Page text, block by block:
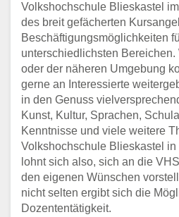
Volkshochschule Blieskastel
des breit gefächerten
Beschäftigungsmöglichkeiten
unterschiedlichsten Bereichen.
oder der näheren Umgebung
gerne an Interessierte
in den Genuss
Kunst, Kultur, Sprachen,
Kenntnisse und viele weitere
Volkshochschule Blieskastel
lohnt sich also, sich an die
den eigenen Wünschen
nicht selten ergibt sich die
Dozententätigkeit.